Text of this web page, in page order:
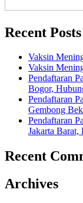
Recent Posts
Vaksin
Vaksin
Pendaftaran
Bogor,
Pendaftaran
Gembong
Pendaftaran
Jakarta
Recent
Archives